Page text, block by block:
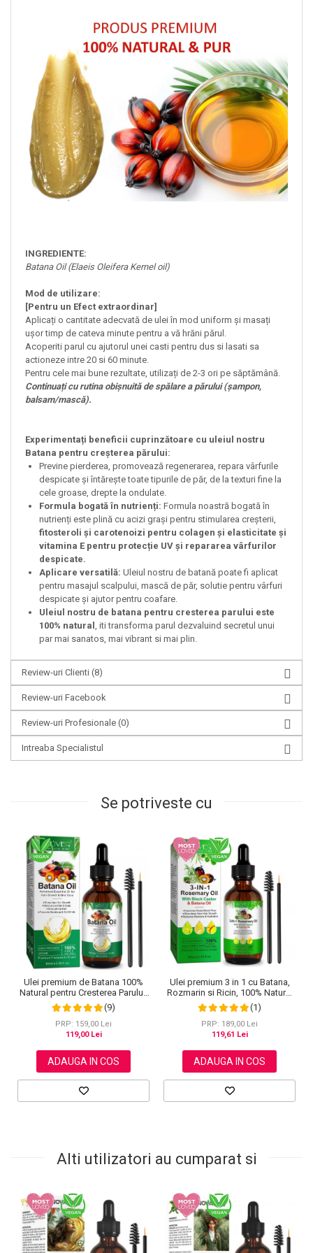
INGREDIENTE:
Batana Oil (Elaeis Oleifera Kernel oil)
Mod de utilizare:
[Pentru un Efect extraordinar]
Aplicați o cantitate adecvată de ulei în mod uniform și masați
ușor timp de cateva minute pentru a vă hrăni părul.
Acoperiti parul cu ajutorul unei casti pentru dus si lasati sa
actioneze intre 20 si 60 minute.
Pentru cele mai bune rezultate, utilizați de 2-3 ori pe săptămână.
Continuați cu rutina obișnuită de spălare a părului (șampon,
balsam/mască).
Experimentați beneficii cuprinzătoare cu uleiul nostru
Batana pentru creșterea părului:
Previne pierderea, promovează regenerarea, repara vârfurile
despicate și întărește toate tipurile de păr, de la texturi fine la
cele groase, drepte la ondulate.
Formula bogată în nutrienți: Formula noastră bogată în
nutrienți este plină cu acizi grași pentru stimularea creșterii,
fitosteroli și carotenoizi pentru colagen și elasticitate și
vitamina E pentru protecție UV și repararea vârfurilor
despicate.
Aplicare versatilă: Uleiul nostru de batană poate fi aplicat
pentru masajul scalpului, mască de păr, solutie pentru vârfuri
despicate și ajutor pentru coafare.
Uleiul nostru de batana pentru cresterea parului este
100% natural , iti transforma parul dezvaluind secretul unui
par mai sanatos, mai vibrant si mai plin.
Review-uri Clienti (8)
Review-uri Facebook
Review-uri Profesionale (0)
Intreaba Specialistul
Se potriveste cu
Ulei premium de Batana 100%
Natural pentru Cresterea Parului,
Tratarea scalpului, Ingrijirea
Tenului, Genelor si Sprancenelor,
Aliver 60 ml
(9)
PRP: 159,00 Lei
119,00 Lei
ADAUGA IN COS
Ulei premium 3 in 1 cu Batana,
Rozmarin si Ricin, 100% Natural
pentru cresterea parului, tratarea
scalpului si pielii, Aliver 60 ml
(1)
PRP: 189,00 Lei
119,61 Lei
ADAUGA IN COS
Alti utilizatori au cumparat si